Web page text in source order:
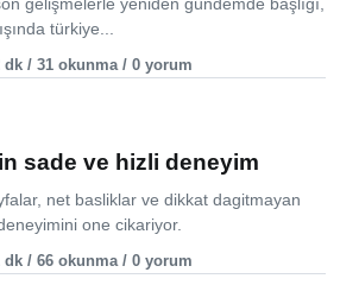
türkiye...
/ 31 okunma / 0 yorum
sade ve hizli deneyim
net basliklar ve dikkat dagitmayan
one cikariyor.
/ 66 okunma / 0 yorum